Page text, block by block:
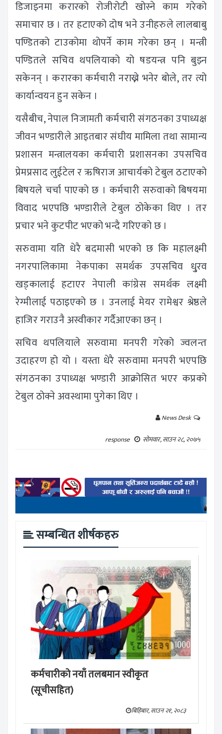
डिजाइनमा करारको रोजीरोटी खोस्ने काम गरेको
समाचार छ । तर हटाएको दोष भने उनीहरुले लालबाबु
पण्डितको टाउकोमा थोपर्ने काम गरेका छन् । मन्त्री
पण्डितले सचिव थपलियाको यो षडयन्त्र पनि बुझ्न
सकेनन् । करारका कर्मचारी नराख्ने भनेर बोले, तर त्यो
कार्यान्वयन हुन सकेन ।
यसैबीच, नेपाल निजामती कर्मचारी संगठनका उपाध्यक्ष
जीवन भण्डारीले आइतबार संघीय मामिला तथा सामान्य
प्रशासन मन्त्रालयका कर्मचारी प्रशासनका उपसचिव
प्रेमप्रसाद लुईटेल र ऋषिराज आचार्यको टेबुल ठटाएको
बिषयले चर्चा पाएको छ । कर्मचारी सरुवाको बिषयमा
विवाद भएपछि भण्डारीले टेबुल ठोकेका थिए । तर
प्रचार भने कुटपीट भएको भन्दै गरिएको छ ।
सरुवामा यति धेरै बदमासी भएको छ कि महालक्ष्मी
नगरपालिकामा नेकपाका समर्थक उपसचिव धु्रव
खड्कालाई हटाएर नेपाली कांग्रेस समर्थक लक्ष्मी
रेग्मीलाई पठाइएको छ । उनलाई मेयर रामेश्वर श्रेष्ठले
हाजिर गराउनै अस्वीकार गर्दैआएका छन् ।
सचिव थपलियाले सरुवामा मनपरी गरेको ज्वलन्त
उदाहरण हो यो । यस्ता धेरै सरुवामा मनपरी भएपछि
संगठनका उपाध्यक्ष भण्डारी आक्रोसित भएर कप्रको
टेबुल ठोक्ने अवस्थामा पुगेका थिए ।
News Desk
response
सोमवार, साउन २८, २०७५
सम्बन्धित शीर्षकहरु
कर्मचारीको नयाँ तलबमान स्वीकृत
(सूचीसहित)
बिहिबार, साउन २१, २०८३